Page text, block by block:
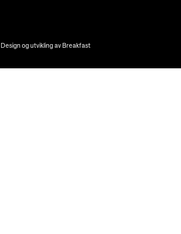
Design og utvikling avBreakfast